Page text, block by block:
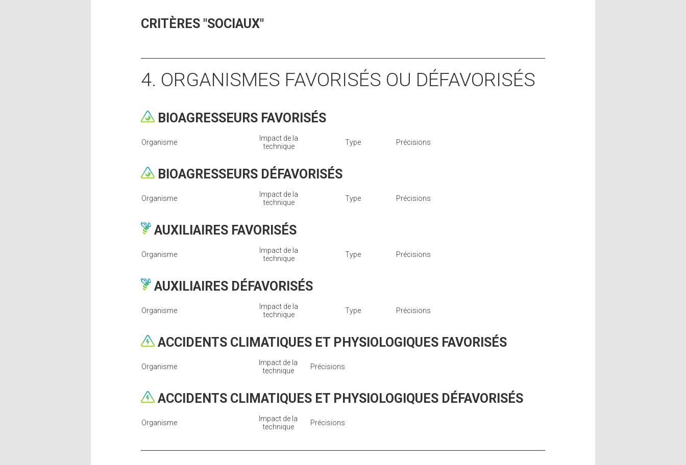
CRITÈRES "SOCIAUX"
4. ORGANISMES FAVORISÉS OU DÉFAVORISÉS
BIOAGRESSEURS FAVORISÉS
Organisme
Impact de la
technique
Type Précisions
BIOAGRESSEURS DÉFAVORISÉS
Organisme
Impact de la
technique
Type Précisions
AUXILIAIRES FAVORISÉS
Organisme
Impact de la
technique
Type Précisions
AUXILIAIRES DÉFAVORISÉS
Organisme
Impact de la
technique
Type Précisions
ACCIDENTS CLIMATIQUES ET PHYSIOLOGIQUES FAVORISÉS
Organisme
Impact de la
technique
Précisions
ACCIDENTS CLIMATIQUES ET PHYSIOLOGIQUES DÉFAVORISÉS
Organisme
Impact de la
technique
Précisions